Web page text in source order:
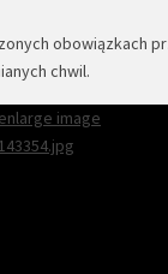
obowiązkach
chwil.